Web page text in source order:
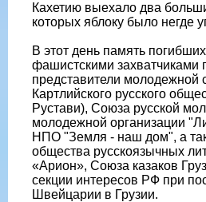
Кахетию выехало два
которых яблоку было негде
В этот день память
фашистскими захватчиками
представители молодежной
Картлийского русского
Рустави), Союза русской
молодежной организации
НПО "Земля - наш дом", а
общества русскоязычных
«Арион», Союза казаков
секции интересов РФ при
Швейцарии в Грузии.